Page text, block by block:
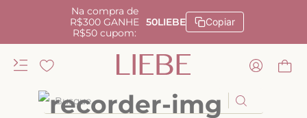
Na compra de
R$300 GANHE
R$50 cupom:
50LIEBE Copiar
Busque